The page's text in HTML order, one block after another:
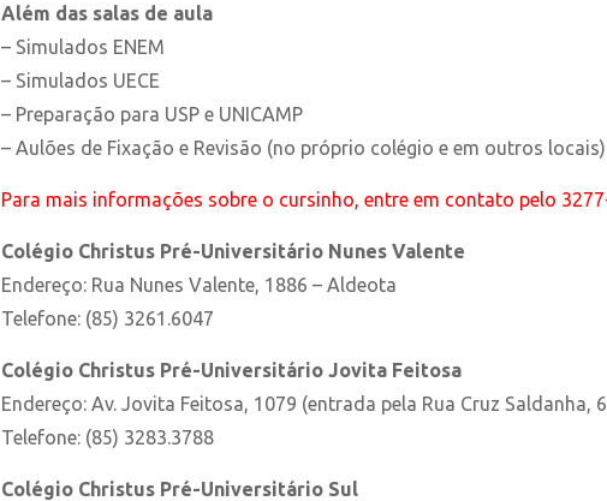
Além das salas de aula
– Simulados ENEM
– Simulados UECE
– Preparação para USP e UNICAMP
– Aulões de Fixação e Revisão (no próprio colégio e em outros locais).
Para mais informações sobre o cursinho, entre em contato pelo
Colégio Christus Pré-Universitário Nunes Valente
Endereço: Rua Nunes Valente, 1886 – Aldeota
Telefone: (85) 3261.6047
Colégio Christus Pré-Universitário Jovita Feitosa
Endereço: Av. Jovita Feitosa, 1079 (entrada pela Rua Cruz Saldanha,
Telefone: (85) 3283.3788
Colégio Christus Pré-Universitário Sul